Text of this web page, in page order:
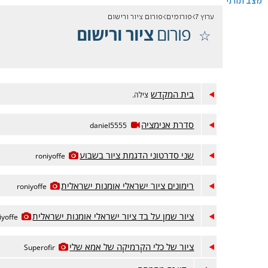
ערוץ 7 פורומים פורום ציור ורישום
פורוםציור ורישום
בית המקדש צילה.
סדרת אנימציה daniel5555
שני סדרטוני הדגמת ציור בשבוע roniyoffe
רימונים ציור ישראלי אומנות ישראלית roniyoffe
ציור שמן על בד ציור ישראלי אומנות ישראלית
ציור של כלי הקרמיקה של אמא שלי Superofir